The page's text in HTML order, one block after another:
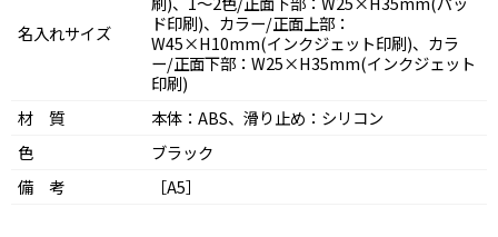
名入れサイズ
ド印刷)、カラー/正面上部：
W45×H10mm(インクジェット印刷)、カラ
ー/正面下部：W25×H35mm(インクジェット
印刷)
材 質
本体：ABS、滑り止め：シリコン
色
ブラック
備 考
［A5］